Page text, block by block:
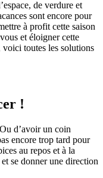
de verdure et
sont encore pour
à profit cette saison
et éloigner cette
voici toutes les solutions
!
d’avoir un coin
encore trop tard pour
au repos et à la
se donner une direction